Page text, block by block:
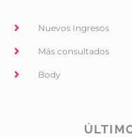
Nuevos Ingresos
Más consultados
Body